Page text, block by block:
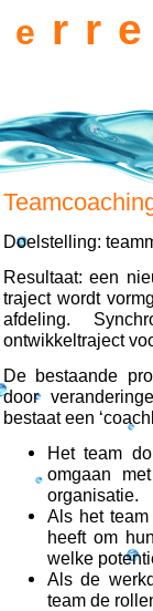
e
Doelstelling:
Resultaat: een
traject wordt
afdeling.
ontwikkeltraject
De bestaande
door
bestaat een
Het team
omgaan
organisatie.
Als het
heeft om
welke
Als de
team de